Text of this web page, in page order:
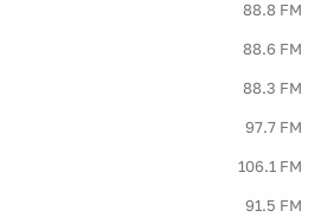
88.8 FM
88.6 FM
88.3 FM
97.7 FM
106.1 FM
91.5 FM